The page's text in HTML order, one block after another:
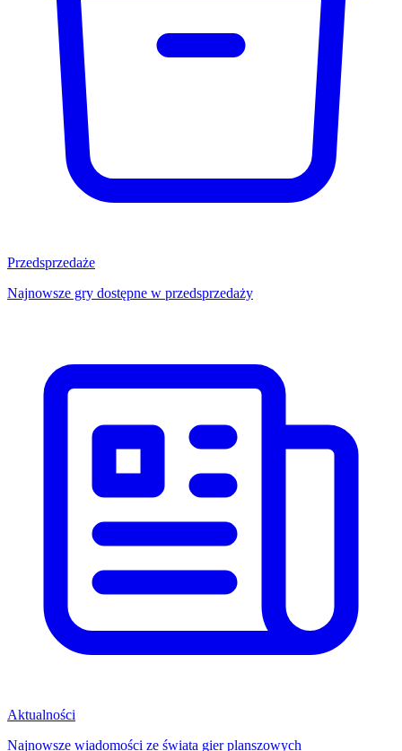
Przedsprzedaże
Najnowsze gry dostępne w przedsprzedaży
Aktualności
Najnowsze wiadomości ze świata gier planszowych